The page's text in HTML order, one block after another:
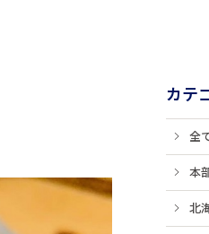
カテ
全
本
北